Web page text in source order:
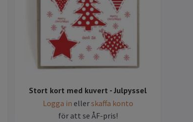
Stort kort med kuvert - Julpyssel
Logga in ellerskaffa konto
för att se ÅF-pris!